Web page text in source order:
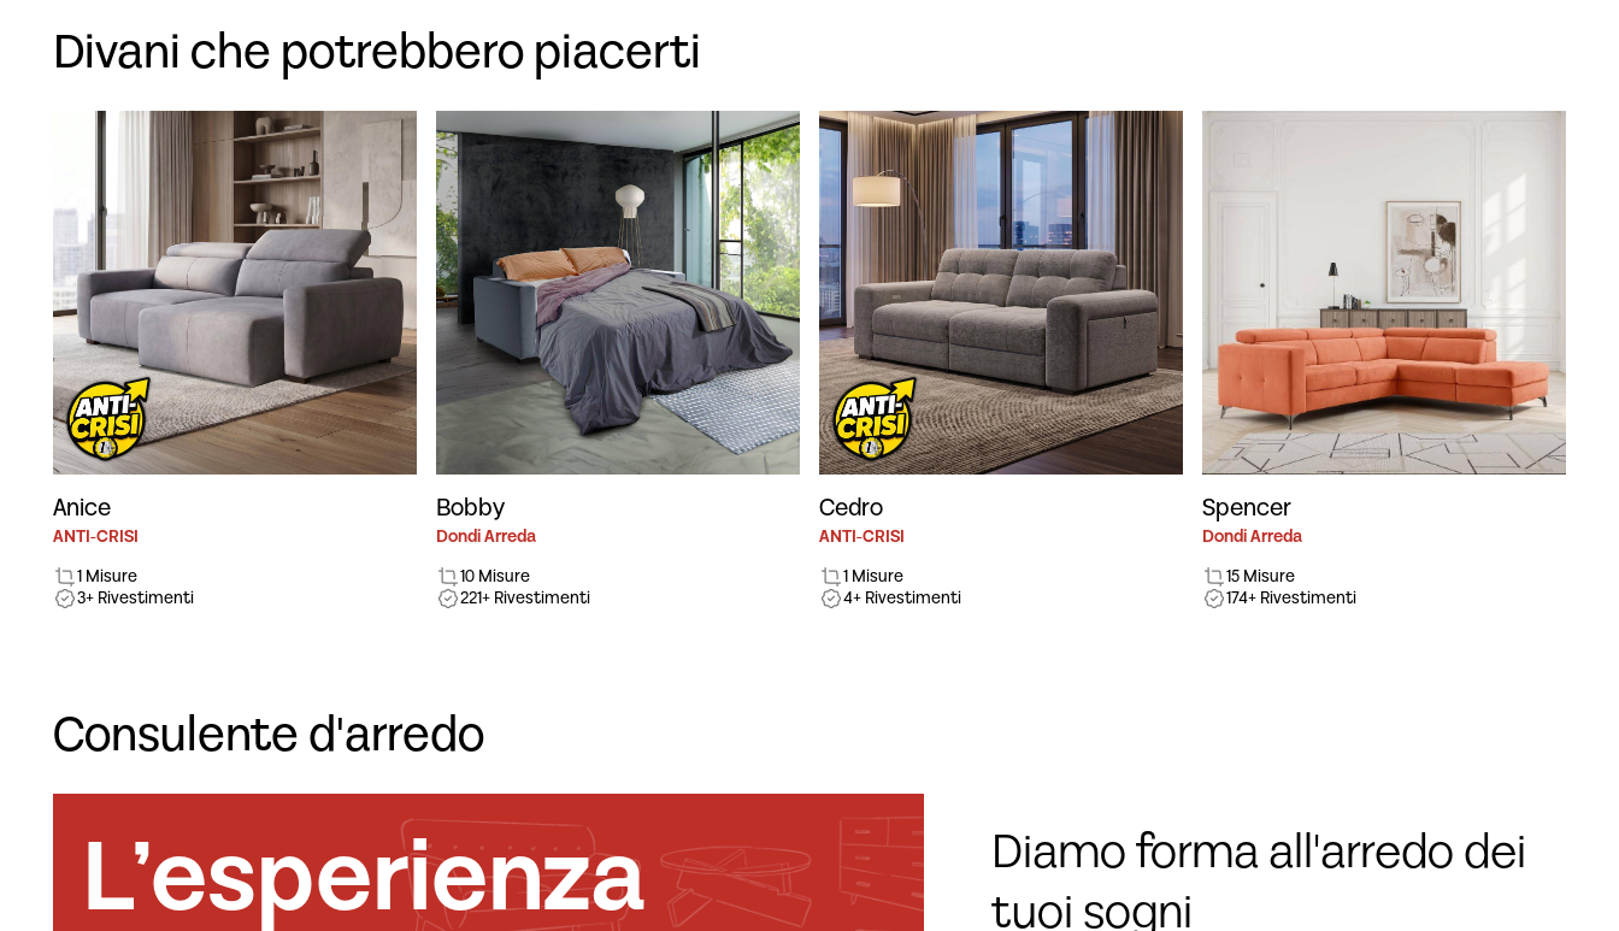
Divani che potrebbero piacerti
Anice
ANTI-CRISI
1 Misure
3+ Rivestimenti
Bobby
Dondi Arreda
10 Misure
221+ Rivestimenti
Cedro
ANTI-CRISI
1 Misure
4+ Rivestimenti
Spencer
Dondi Arreda
15 Misure
174+ Rivestimenti
Consulente d'arredo
L’esperienza
Diamo forma all'arredo dei
tuoi sogni